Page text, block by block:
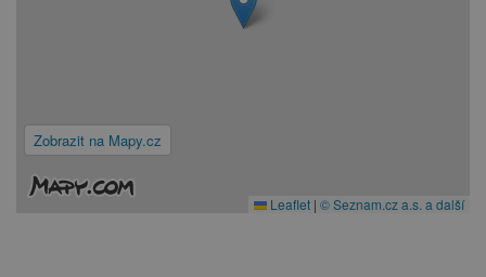
Zobrazit na Mapy.cz
Leaflet | © Seznam.cz a.s. a další